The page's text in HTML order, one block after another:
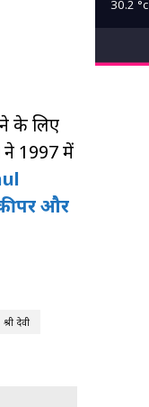
के लिए
ने 1997 में
और
श्री देवी
30.2 °c